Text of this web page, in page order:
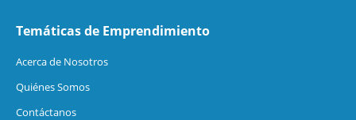
Temáticas de Emprendimiento
Acerca de Nosotros
Quiénes Somos
Contáctanos